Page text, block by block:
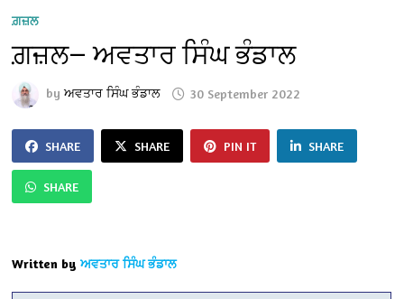
ਗ਼ਜ਼ਲ
ਗ਼ਜ਼ਲ— ਅਵਤਾਰ ਸਿੰਘ ਭੰਡਾਲ
byਅਵਤਾਰ ਸਿੰਘ ਭੰਡਾਲ 30 September 2022
SHARE SHARE PIN IT SHARE
SHARE
Written by ਅਵਤਾਰ ਸਿੰਘ ਭੰਡਾਲ